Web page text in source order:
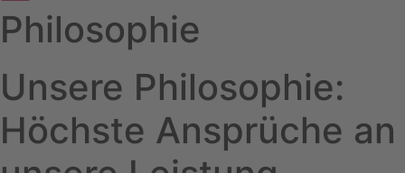
Philosophie
Unsere Philosophie:
Höchste Ansprüche an